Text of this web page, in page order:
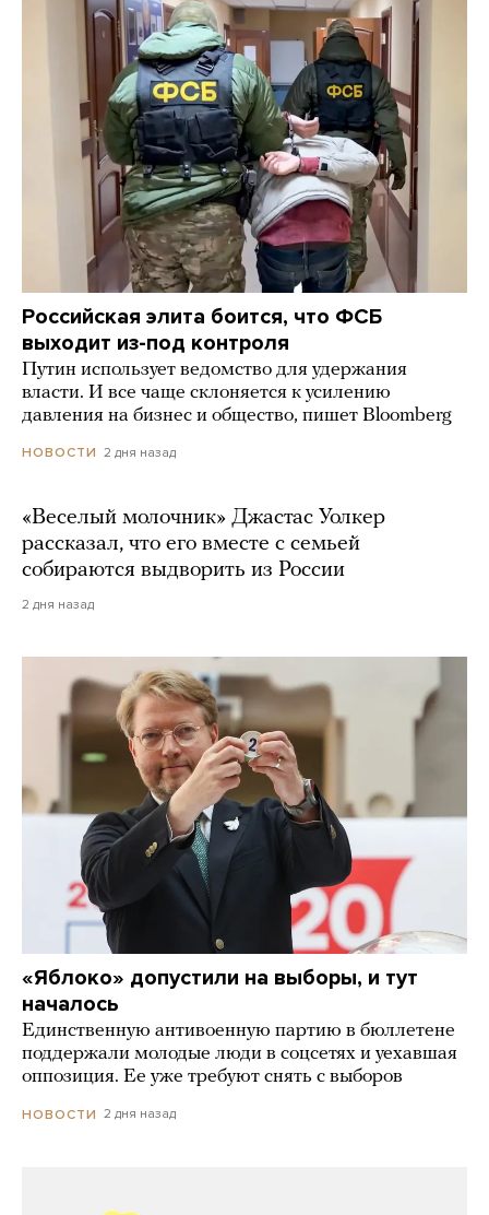
Российская элита боится, что ФСБ
выходит из-под контроля
Путин использует ведомство для удержания
власти. И все чаще склоняется к усилению
давления на бизнес и общество, пишет Bloomberg
НОВОСТИ 2 дня назад
«Веселый молочник» Джастас Уолкер
рассказал, что его вместе с семьей
собираются выдворить из России
2 дня назад
«Яблоко» допустили на выборы, и тут
началось
Единственную антивоенную партию в бюллетене
поддержали молодые люди в соцсетях и уехавшая
оппозиция. Ее уже требуют снять с выборов
НОВОСТИ 2 дня назад